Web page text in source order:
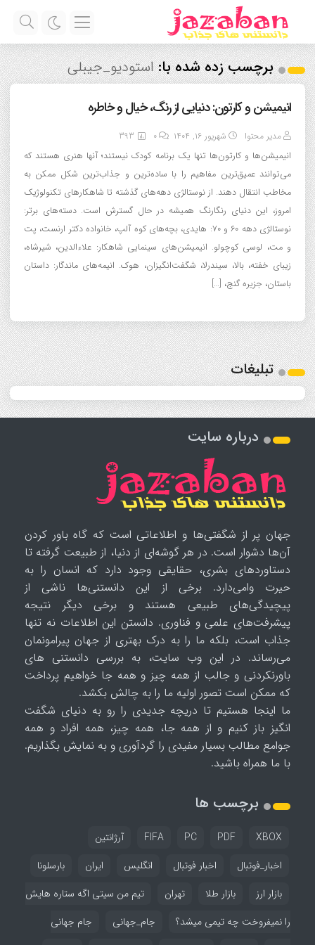
برچسب زده شده با:استودیو_جیبلی
انیمیشن و کارتون: دنیایی از رنگ، خیال و خاطره
مدیر محتوا شهریور ۱۶, ۱۴۰۴ 0
393
انیمیشن‌ها و کارتون‌ها تنها یک برنامه کودک نیستند؛ آنها هنری هستند که
می‌توانند عمیق‌ترین مفاهیم را با ساده‌ترین و جذاب‌ترین شکل ممکن به
مخاطب انتقال دهند. از نوستالژی دهه‌های گذشته تا شاهکارهای تکنولوژیک
امروز، این دنیای رنگارنگ همیشه در حال گسترش است. دسته‌های برتر:
نوستالژی دهه ۶۰ و ۷۰: هایدی، بچه‌های کوه آلپ، خانواده دکتر ارنست، پت
و مت، لوسی کوچولو. انیمیشن‌های سینمایی شاهکار: علاءالدین، شیرشاه،
زیبای خفته، بالا، سیندرلا، شگفت‌انگیزان، هوک. انیمه‌های ماندگار: داستان
باستان، جزیره گنج، […]
تبلیغات
درباره سایت
جهان پر از شگفتی‌ها و اطلاعاتی است که گاه باور کردن
آن‌ها دشوار است. در هر گوشه‌ای از دنیا، از طبیعت گرفته تا
دستاوردهای بشری، حقایقی وجود دارد که انسان را به
حیرت وامی‌دارد. برخی از این دانستنی‌ها ناشی از
پیچیدگی‌های طبیعی هستند و برخی دیگر نتیجه
پیشرفت‌های علمی و فناوری. دانستن این اطلاعات نه تنها
جذاب است، بلکه ما را به درک بهتری از جهان پیرامونمان
می‌رساند. در این وب سایت، به بررسی دانستنی های
باورنکردنی و جالب از همه چیز و همه جا خواهیم پرداخت
که ممکن است تصور اولیه ما را به چالش بکشد.
ما اینجا هستیم تا دریچه جدیدی را رو به دنیای شگفت
انگیز باز کنیم و از همه جا، همه چیز، همه افراد و همه
جوامع مطالب بسیار مفیدی را گردآوری و به نمایش بگذاریم.
با ما همراه باشید.
برچسب ها
FIFA PC PDF XBOX
آرژانتین
اخبار_فوتبال
اخبار فوتبال انگلیس ایران
بارسلونا
بازار ارز
بازار طلا تهران
تیم من سیتی اگه ستاره هایش
را نمیفروخت چه تیمی میشد؟
جام_جهانی
جام جهانی